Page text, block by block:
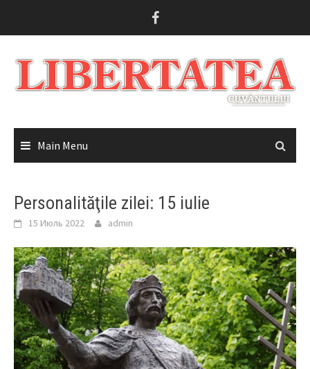
Main Menu
Personalităţile zilei: 15 iulie
15 Июль 2022 admin